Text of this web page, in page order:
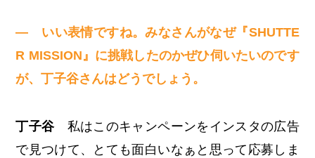
— いい表情ですね。みなさんがなぜ『SHUTTE
R MISSION』に挑戦したのかぜひ伺いたいのです
が、丁子谷さんはどうでしょう。
丁子谷 私はこのキャンペーンをインスタの広告
で見つけて、とても面白いなぁと思って応募しま